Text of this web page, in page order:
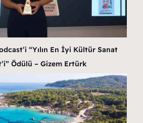
“Yılın En İyi Kültür Sanat
Ödülü – Gizem Ertürk